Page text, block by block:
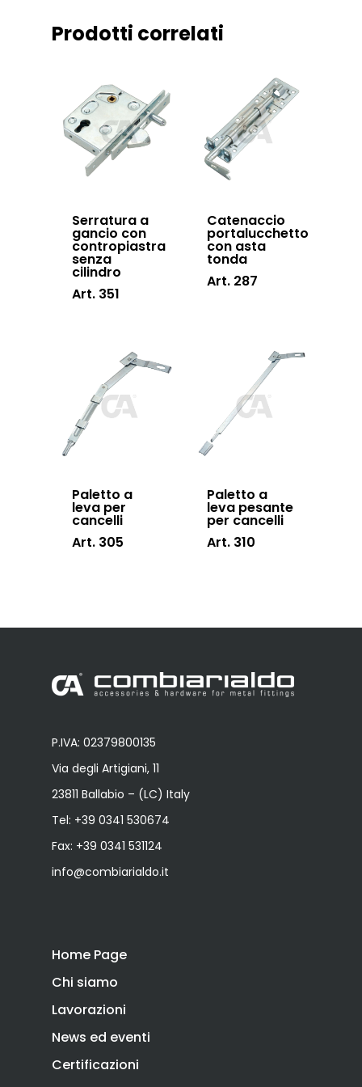
Prodotti correlati
Serratura a
gancio con
contropiastra
senza
cilindro
Art. 351
Catenaccio
portalucchetto
con asta
tonda
Art. 287
Paletto a
leva per
cancelli
Art. 305
Paletto a
leva pesante
per cancelli
Art. 310
P.IVA: 02379800135
Via degli Artigiani, 11
23811 Ballabio – (LC) Italy
Tel: +39 0341 530674
Fax: +39 0341 531124
info@combiarialdo.it
Home Page
Chi siamo
Lavorazioni
News ed eventi
Certificazioni